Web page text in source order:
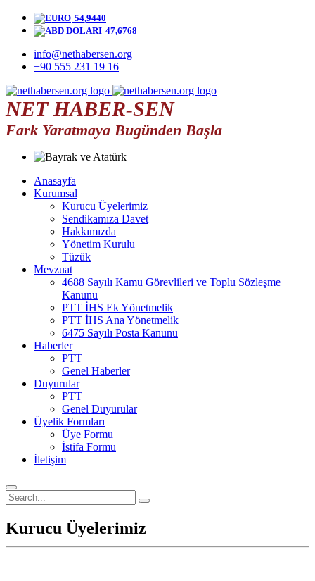
54,9440
47,6768
info@nethabersen.org
+90 555 231 19 16
NET HABER-SEN
Fark Yaratmaya Bugünden Başla
Anasayfa
Kurumsal
Kurucu Üyelerimiz
Sendikamıza Davet
Hakkımızda
Yönetim Kurulu
Tüzük
Mevzuat
4688 Sayılı Kamu Görevlileri ve Toplu Sözleşme
Kanunu
PTT İHS Ek Yönetmelik
PTT İHS Ana Yönetmelik
6475 Sayılı Posta Kanunu
Haberler
PTT
Genel Haberler
Duyurular
PTT
Genel Duyurular
Üyelik Formları
Üye Formu
İstifa Formu
İletişim
Kurucu Üyelerimiz